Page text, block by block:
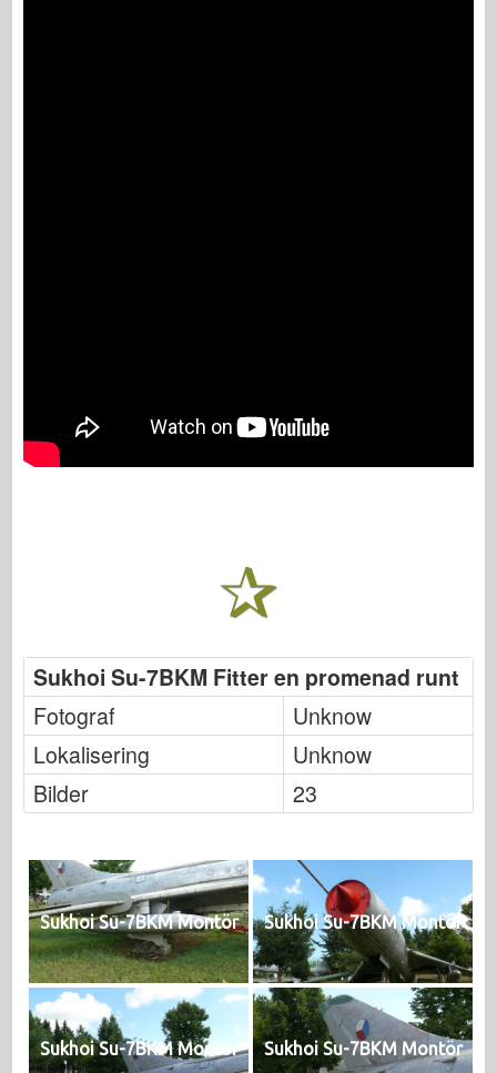
Sukhoi Su-7BKM Fitter en promenad runt
Fotograf
Unknow
Lokalisering
Unknow
Bilder
23
Sukhoi Su-7BKM Montör Sukhoi Su-7BKM Montör
Sukhoi Su-7BKM Montör Sukhoi Su-7BKM Montör